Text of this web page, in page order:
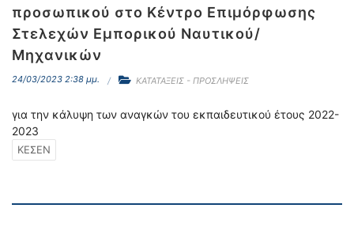
προσωπικού στο Κέντρο Επιμόρφωσης
Στελεχών Εμπορικού Ναυτικού/
Μηχανικών
24/03/2023 2:38 μμ. ΚΑΤΑΤΑΞΕΙΣ - ΠΡΟΣΛΗΨΕΙΣ
για την κάλυψη των αναγκών του εκπαιδευτικού έτους 2022-
2023
ΚΕΣΕΝ